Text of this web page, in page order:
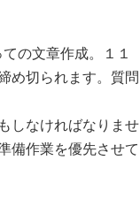
の文章作成。１１
め切られます。質問
しなければなりませ
備作業を優先させて